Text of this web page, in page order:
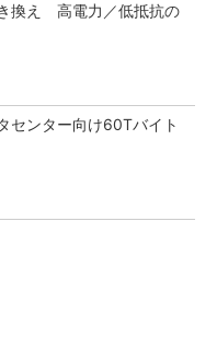
換え 高電力／低抵抗の
センター向け60Tバイト